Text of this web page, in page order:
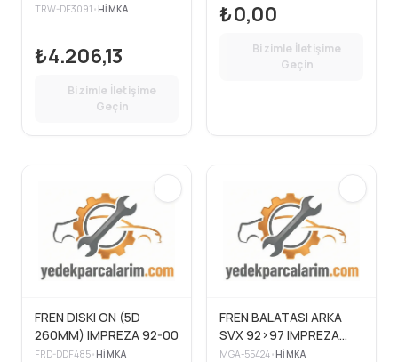
TRW-DF3091 • HIMKA
₺4.206,13
Bizimle İletişime
Geçin
₺0,00
Bizimle İletişime
Geçin
FREN DISKI ON (5D
260MM) IMPREZA 92-00
FRD-DDF485• HIMKA
FREN BALATASI ARKA
SVX 92>97 IMPREZA
92>00 4WD LEGACY
MGA-55424• HIMKA